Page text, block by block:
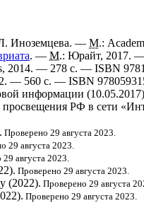
Л. Иноземцева. — М.:
. — М.: Юрайт, 2017.
2014. — 278 с. — ISBN
— 560 с. — ISBN
информации
РФ в сети
Проверено 29 августа 2023.
29 августа 2023.
августа 2023.
Проверено 29 августа 2023.
(2022). Проверено 29 августа
Проверено 29 августа 2023.